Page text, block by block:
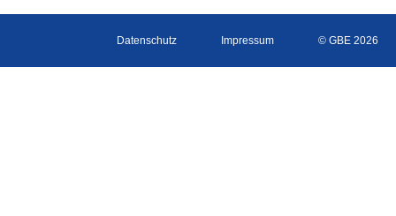
Datenschutz Impressum © GBE 2026